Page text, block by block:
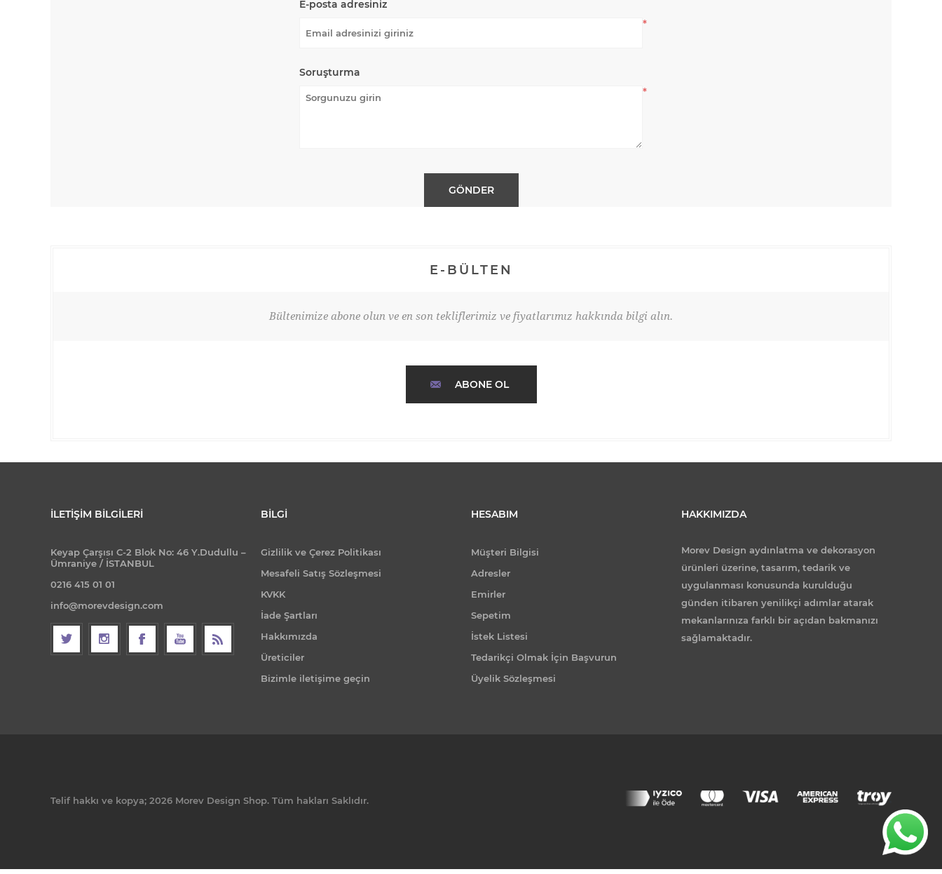
E-posta adresiniz
*
Soruşturma
*
E-BÜLTEN
Bültenimize abone olun ve en son tekliflerimiz ve fiyatlarımız hakkında bilgi alın.
ABONE OL
İLETIŞIM BILGILERI
Keyap Çarşısı C-2 Blok No: 46 Y.Dudullu –
Ümraniye / İSTANBUL
0216 415 01 01
info@morevdesign.com
BILGI
Gizlilik ve Çerez Politikası
Mesafeli Satış Sözleşmesi
KVKK
İade Şartları
Hakkımızda
Üreticiler
Bizimle iletişime geçin
HESABIM
Müşteri Bilgisi
Adresler
Emirler
Sepetim
İstek Listesi
Tedarikçi Olmak İçin Başvurun
Üyelik Sözleşmesi
HAKKIMIZDA
Morev Design aydınlatma ve dekorasyon
ürünleri üzerine, tasarım, tedarik ve
uygulanması konusunda kurulduğu
günden itibaren yenilikçi adımlar atarak
mekanlarınıza farklı bir açıdan bakmanızı
sağlamaktadır.
Telif hakkı ve kopya; 2026 Morev Design Shop. Tüm hakları Saklıdır.